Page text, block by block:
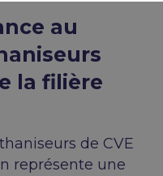
au
la filière
de CVE
représente une